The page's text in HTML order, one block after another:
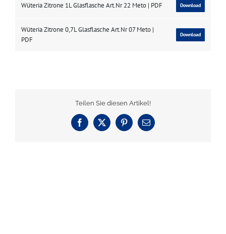
Wüteria Zitrone 1L Glasflasche Art.Nr 22 Meto | PDF Download
Wüteria Zitrone 0,7L Glasflasche Art.Nr 07 Meto |
PDF
Download
Teilen Sie diesen Artikel!
Facebook
X PinterestE-
Mail